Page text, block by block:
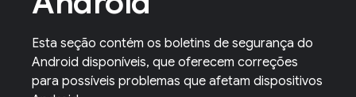
Esta seção contém os boletins de segurança do
Android disponíveis, que oferecem correções
para possíveis problemas que afetam dispositivos